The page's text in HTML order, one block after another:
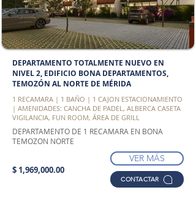
DEPARTAMENTO TOTALMENTE NUEVO EN
NIVEL 2, EDIFICIO BONA DEPARTAMENTOS,
TEMOZÓN AL NORTE DE MÉRIDA
1 RECAMARA | 1 BAÑO | 1 CAJON ESTACIONAMIENTO
| AMENIDADES: CANCHA DE PADEL, ALBERCA CASETA
VIGILANCIA, FUN ROOM, ÁREA DE GRILL
DEPARTAMENTO DE 1 RECAMARA EN BONA
TEMOZON NORTE
$ 1,969,000.00
VER MÁS
CONTACTAR